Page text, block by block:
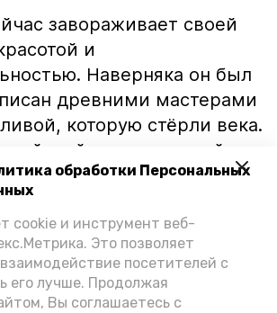
обработки Персональных
cookie и инструмент веб-
Это позволяет
посетителей с
его лучше. Продолжая
Вы соглашаетесь с
завораживает своей
и
Наверняка он был
древними мастерами
которую стёрли века.
керамический
достойное место в
посвященной
нашей малой
им сможет
Красноярского